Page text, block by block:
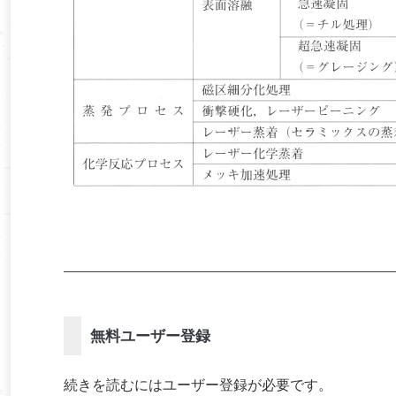
無料ユーザー登録
続きを読むにはユーザー登録が必要です。